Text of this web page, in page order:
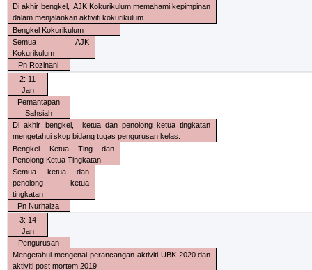
Di akhir bengkel, AJK Kokurikulum memahami kepimpinan
dalam menjalankan aktiviti kokurikulum.
Bengkel Kokurikulum
Semua AJK
Kokurikulum
Pn Rozinani
2: 11
Jan
Pemantapan
Sahsiah
Di akhir bengkel,
ketua dan penolong ketua tingkatan
mengetahui skop bidang tugas pengurusan kelas.
Bengkel Ketua Ting dan
Penolong Ketua Tingkatan
Semua ketua dan
penolong ketua
tingkatan
Pn Nurhaiza
3: 14
Jan
Pengurusan
Mengetahui mengenai perancangan aktiviti UBK 2020 dan
aktiviti post mortem 2019